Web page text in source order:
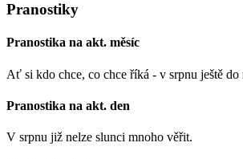
Pranostiky
Pranostika na akt. měsíc
Ať si kdo chce, co chce říká - v srpnu ještě do
Pranostika na akt. den
V srpnu již nelze slunci mnoho věřit.